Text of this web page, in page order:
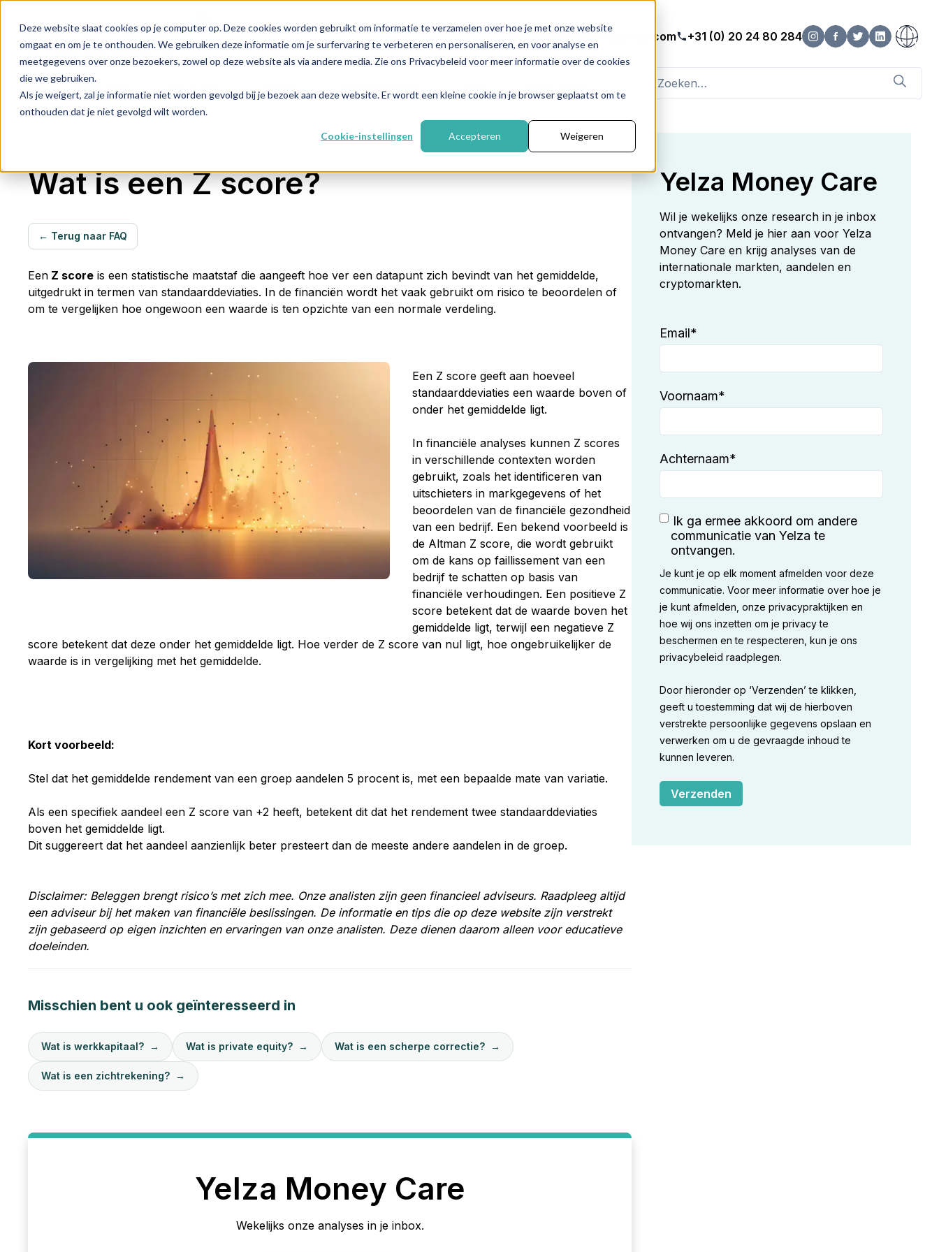
Deze website slaat cookies op je computer op. Deze cookies worden gebruikt om informatie te verzamelen over hoe je met onze website
omgaat en om je te onthouden. We gebruiken deze informatie om je surfervaring te verbeteren en personaliseren, en voor analyse en
meetgegevens over onze bezoekers, zowel op deze website als via andere media. Zie ons Privacybeleid voor meer informatie over de cookies
die we gebruiken.
Als je weigert, zal je informatie niet worden gevolgd bij je bezoek aan deze website. Er wordt een kleine cookie in je browser geplaatst om te
onthouden dat je niet gevolgd wilt worden.
Cookie-instellingen Accepteren Weigeren
Nieuwsbrief info@yelza.com +31 (0) 20 24 80 284
Home Research Educatie Crypto Financieel plan FAQ Over Yelza
Wat is een Z score?
← Terug naar FAQ
Een Z score is een statistische maatstaf die aangeeft hoe ver een datapunt zich bevindt van het gemiddelde,
uitgedrukt in termen van standaarddeviaties. In de financiën wordt het vaak gebruikt om risico te beoordelen of
om te vergelijken hoe ongewoon een waarde is ten opzichte van een normale verdeling.
Een Z score geeft aan hoeveel
standaarddeviaties een waarde boven of
onder het gemiddelde ligt.
In financiële analyses kunnen Z scores
in verschillende contexten worden
gebruikt, zoals het identificeren van
uitschieters in markgegevens of het
beoordelen van de financiële gezondheid
van een bedrijf. Een bekend voorbeeld is
de Altman Z score, die wordt gebruikt
om de kans op faillissement van een
bedrijf te schatten op basis van
financiële verhoudingen. Een positieve Z
score betekent dat de waarde boven het
gemiddelde ligt, terwijl een negatieve Z
score betekent dat deze onder het gemiddelde ligt. Hoe verder de Z score van nul ligt, hoe ongebruikelijker de
waarde is in vergelijking met het gemiddelde.
Kort voorbeeld:
Stel dat het gemiddelde rendement van een groep aandelen 5 procent is, met een bepaalde mate van variatie.
Als een specifiek aandeel een Z score van +2 heeft, betekent dit dat het rendement twee standaarddeviaties
boven het gemiddelde ligt.
Dit suggereert dat het aandeel aanzienlijk beter presteert dan de meeste andere aandelen in de groep.
Disclaimer: Beleggen brengt risico’s met zich mee. Onze analisten zijn geen financieel adviseurs. Raadpleeg altijd
een adviseur bij het maken van financiële beslissingen. De informatie en tips die op deze website zijn verstrekt
zijn gebaseerd op eigen inzichten en ervaringen van onze analisten. Deze dienen daarom alleen voor educatieve
doeleinden.
Misschien bent u ook geïnteresseerd in
Wat is werkkapitaal? → Wat is private equity? → Wat is een scherpe correctie? →
Wat is een zichtrekening? →
Yelza Money Care
Wekelijks onze analyses in je inbox.
Yelza Money Care
Wil je wekelijks onze research in je inbox
ontvangen? Meld je hier aan voor Yelza
Money Care en krijg analyses van de
internationale markten, aandelen en
cryptomarkten.
Email*
Voornaam*
Achternaam*
Ik ga ermee akkoord om andere
communicatie van Yelza te
ontvangen.
Je kunt je op elk moment afmelden voor deze
communicatie. Voor meer informatie over hoe je
je kunt afmelden, onze privacypraktijken en
hoe wij ons inzetten om je privacy te
beschermen en te respecteren, kun je ons
privacybeleid raadplegen.
Door hieronder op ‘Verzenden’ te klikken,
geeft u toestemming dat wij de hierboven
verstrekte persoonlijke gegevens opslaan en
verwerken om u de gevraagde inhoud te
kunnen leveren.